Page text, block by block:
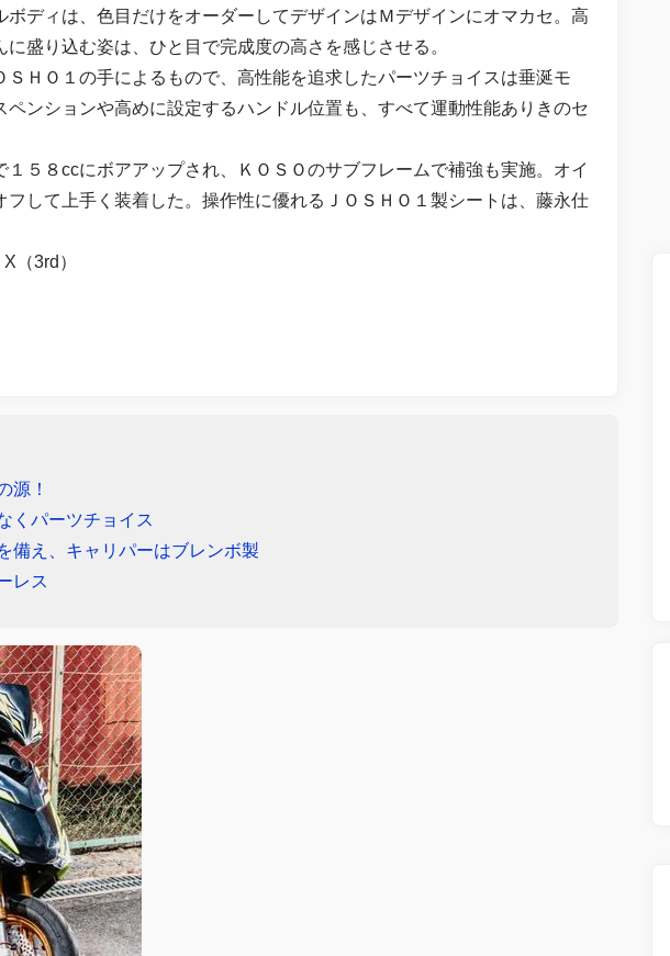
ディは、色目だけをオーダーしてデザインはＭデザインにオマカセ。高
盛り込む姿は、ひと目で完成度の高さを感じさせる。
ＨＯ１の手によるもので、高性能を追求したパーツチョイスは垂涎モ
ペンションや高めに設定するハンドル位置も、すべて運動性能ありきのセ
５８ccにボアアップされ、ＫＯＳＯのサブフレームで補強も実施。オイ
フして上手く装着した。操作性に優れるＪＯＳＨＯ１製シートは、藤永仕
（3rd）
源！
くパーツチョイス
備え、キャリパーはブレンボ製
レス